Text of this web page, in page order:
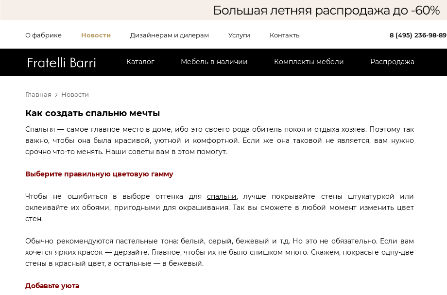
О фабрике Новости Дизайнерам и дилерам Услуги Контакты 8 (495) 236-98-89
Каталог Мебель в наличии Комплекты мебели Распродажа
Главная Новости
Как создать спальню мечты
Спальня — самое главное место в доме, ибо это своего рода обитель покоя и отдыха хозяев. Поэтому так
важно, чтобы она была красивой, уютной и комфортной. Если же она таковой не является, вам нужно
срочно что-то менять. Наши советы вам в этом помогут.
Выберите правильную цветовую гамму
Чтобы не ошибиться в выборе оттенка для спальни, лучше покрывайте стены штукатуркой или
оклеивайте их обоями, пригодными для окрашивания. Так вы сможете в любой момент изменить цвет
стен.
Обычно рекомендуются пастельные тона: белый, серый, бежевый и т.д. Но это не обязательно. Если вам
хочется ярких красок — дерзайте. Главное, чтобы их не было слишком много. Скажем, покрасьте одну-две
стены в красный цвет, а остальные — в бежевый.
Добавьте уюта